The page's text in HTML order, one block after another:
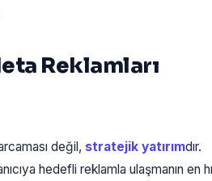
Reklamları
değil, stratejik yatırımdır.
hedefli reklamla ulaşmanın en